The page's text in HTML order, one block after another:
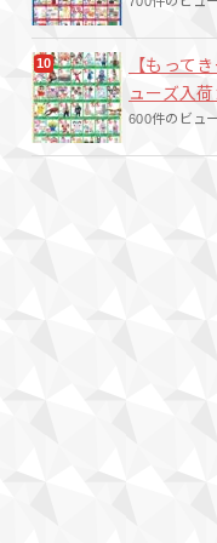
【もって
ューズ入
600件のビュー